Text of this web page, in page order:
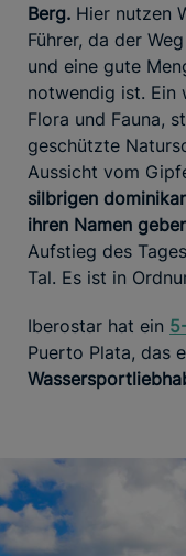
Berg. Hier nutzen
Führer, da der
und eine gute
notwendig ist. Ein
Flora und Fauna,
geschützte
Aussicht vom
silbrigen
ihren Namen
Aufstieg des
Tal. Es ist in
Iberostar hat ein
Puerto Plata, das